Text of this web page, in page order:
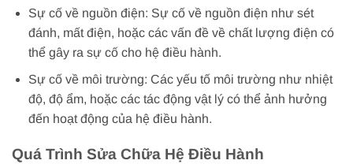
Sự cố về nguồn điện: Sự cố về nguồn điện như sét
đánh, mất điện, hoặc các vấn đề về chất lượng điện có
thể gây ra sự cố cho hệ điều hành.
Sự cố về môi trường: Các yếu tố môi trường như nhiệt
độ, độ ẩm, hoặc các tác động vật lý có thể ảnh hưởng
đến hoạt động của hệ điều hành.
Quá Trình Sửa Chữa Hệ Điều Hành